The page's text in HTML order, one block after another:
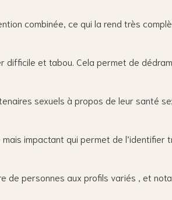
combinée, ce qui la rend très
difficile et tabou. Cela permet de
sexuels à propos de leur santé
impactant qui permet de l’identifier
de personnes aux profils variés , et